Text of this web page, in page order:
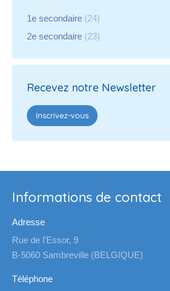
1e secondaire (24)
2e secondaire (23)
Recevez notre Newsletter
Inscrivez-vous
Informations de contact
Adresse
Rue de l'Essor, 9
B-5060 Sambreville (BELGIQUE)
Téléphone